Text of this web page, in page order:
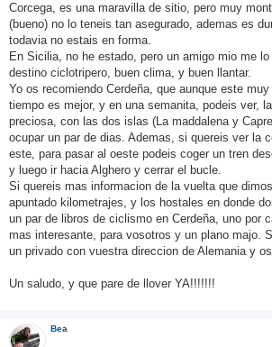
a
j
Corcega, es una maravilla de sitio, pero muy
(bueno) no lo teneis tan asegurado, ademas es
todavia no estais en forma.
En Sicilia, no he estado, pero un amigo mio me
destino ciclotripero, buen clima, y buen llantar.
Yo os recomiendo Cerdeña, que aunque este
tiempo es mejor, y en una semanita, podeis ver,
preciosa, con las dos islas (La maddalena y
ocupar un par de dias. Ademas, si quereis ver la
este, para pasar al oeste podeis coger un tren
y luego ir hacia Alghero y cerrar el bucle.
Si quereis mas informacion de la vuelta que
apuntado kilometrajes, y los hostales en donde
un par de libros de ciclismo en Cerdeña, uno por
mas interesante, para vosotros y un plano majo.
un privado con vuestra direccion de Alemania y
Un saludo, y que pare de llover YA!!!!!!!
Bea